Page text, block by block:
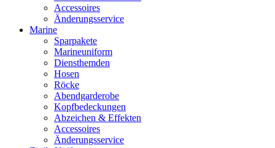
Accessoires
Änderungsservice
Marine
Sparpakete
Marineuniform
Diensthemden
Hosen
Röcke
Abendgarderobe
Kopfbedeckungen
Abzeichen & Effekten
Accessoires
Änderungsservice